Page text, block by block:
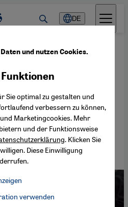
DE
29.03.2020
Staat"
profitiert
عربي
und nutzen Cookies.
Sie optimal zu gestalten und
verbessern zu können,
Marketingcookies. Mehr
und der Funktionsweise
. Klicken Sie
Diese Einwilligung
Connect, Google Maps Embed,
Connect
verwenden